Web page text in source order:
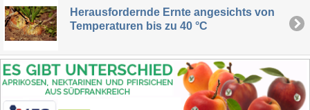
Herausfordernde Ernte angesichts von
Temperaturen bis zu 40 °C